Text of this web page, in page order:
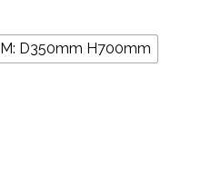
M: D350mm H700mm